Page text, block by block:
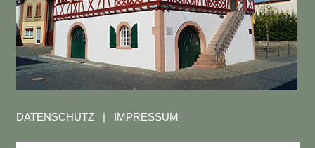
DATENSCHUTZ| IMPRESSUM